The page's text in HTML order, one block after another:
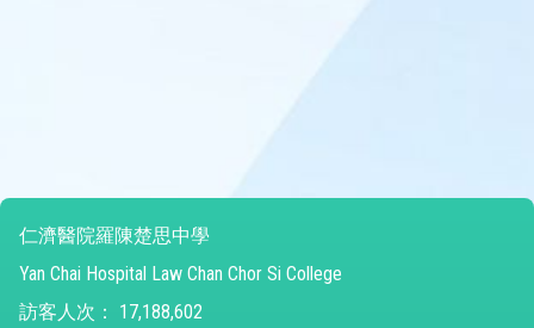
仁濟醫院羅陳楚思中學
Yan Chai Hospital Law Chan Chor Si College
訪客人次：
17,188,602